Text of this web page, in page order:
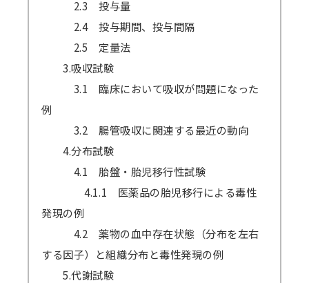
2.3 投与量
2.4 投与期間、投与間隔
2.5 定量法
3.吸収試験
3.1 臨床において吸収が問題になった
例
3.2 腸管吸収に関連する最近の動向
4.分布試験
4.1 胎盤・胎児移行性試験
4.1.1 医薬品の胎児移行による毒性
発現の例
4.2 薬物の血中存在状態（分布を左右
する因子）と組織分布と毒性発現の例
5.代謝試験